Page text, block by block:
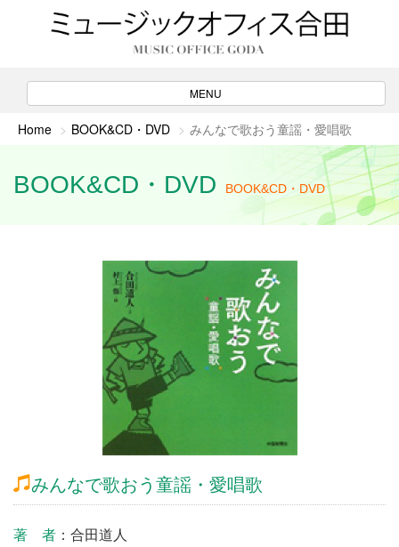
ナ
ビ
ー
ン
MENU
Home BOOK&CD・DVD みんなで歌おう童謡・愛唱歌
BOOK&CD・DVD BOOK&CD・DVD
みんなで歌おう童謡・愛唱歌
著 者 ：合田道人